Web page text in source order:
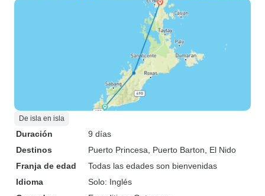
De isla en isla
Duración
9 días
Destinos
Puerto Princesa , Puerto Barton , El Nido
Franja de edad
Todas las edades son bienvenidas
Idioma
Solo: Inglés